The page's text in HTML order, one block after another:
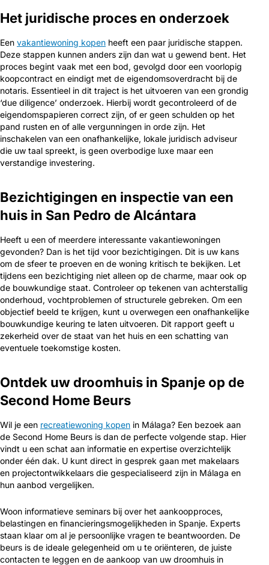
Het juridische proces en onderzoek
Een vakantiewoning kopen heeft een paar juridische stappen.
Deze stappen kunnen anders zijn dan wat u gewend bent. Het
proces begint vaak met een bod, gevolgd door een voorlopig
koopcontract en eindigt met de eigendomsoverdracht bij de
notaris. Essentieel in dit traject is het uitvoeren van een grondig
‘due diligence’ onderzoek. Hierbij wordt gecontroleerd of de
eigendomspapieren correct zijn, of er geen schulden op het
pand rusten en of alle vergunningen in orde zijn. Het
inschakelen van een onafhankelijke, lokale juridisch adviseur
die uw taal spreekt, is geen overbodige luxe maar een
verstandige investering.
Bezichtigingen en inspectie van een
huis in San Pedro de Alcántara
Heeft u een of meerdere interessante vakantiewoningen
gevonden? Dan is het tijd voor bezichtigingen. Dit is uw kans
om de sfeer te proeven en de woning kritisch te bekijken. Let
tijdens een bezichtiging niet alleen op de charme, maar ook op
de bouwkundige staat. Controleer op tekenen van achterstallig
onderhoud, vochtproblemen of structurele gebreken. Om een
objectief beeld te krijgen, kunt u overwegen een onafhankelijke
bouwkundige keuring te laten uitvoeren. Dit rapport geeft u
zekerheid over de staat van het huis en een schatting van
eventuele toekomstige kosten.
Ontdek uw droomhuis in Spanje op de
Second Home Beurs
Wil je een recreatiewoning kopen in Málaga? Een bezoek aan
de Second Home Beurs is dan de perfecte volgende stap. Hier
vindt u een schat aan informatie en expertise overzichtelijk
onder één dak. U kunt direct in gesprek gaan met makelaars
en projectontwikkelaars die gespecialiseerd zijn in Málaga en
hun aanbod vergelijken.
Woon informatieve seminars bij over het aankoopproces,
belastingen en financieringsmogelijkheden in Spanje. Experts
staan klaar om al je persoonlijke vragen te beantwoorden. De
beurs is de ideale gelegenheid om u te oriënteren, de juiste
contacten te leggen en de aankoop van uw droomhuis in